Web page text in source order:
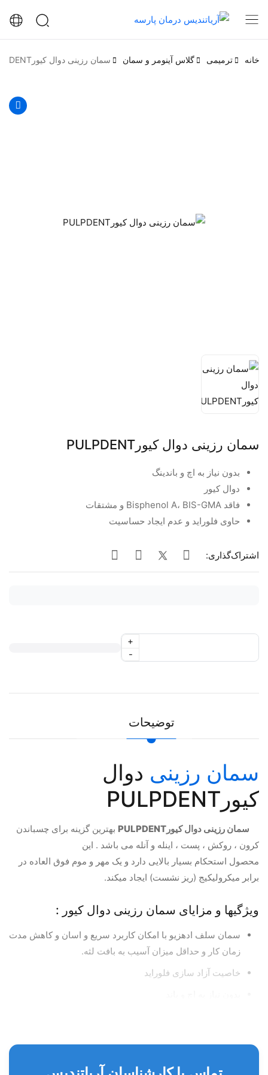
خانه ترمیمی گلاس آینومر و سمان سمان رزینی دوال کیورPULPDENT
سمان رزینی دوال کیورPULPDENT
بدون نیاز به اچ و باندینگ
دوال کیور
فاقد Bisphenol A، BIS-GMA و مشتقات
حاوی فلوراید و عدم ایجاد حساسیت
اشتراک‌گذاری:
-
+
توضیحات
سمان رزینی دوال
کیورPULPDENT
سمان رزینی دوال کیورPULPDENT
بهترین گزینه برای چسباندن
کرون ، روکش ، پست ، اینله و آنله می باشد . این
محصول استحکام بسیار بالایی دارد و یک مهر و موم فوق العاده در
برابر میکرولیکیج (ریز نشست) ایجاد میکند.
ویژگیها و مزایای سمان رزینی دوال کیور :
سمان سلف ادهزیو با امکان کاربرد سریع و اسان و کاهش مدت
زمان کار و حداقل میزان آسیب به بافت لثه.
خاصیت آزاد سازی فلوراید